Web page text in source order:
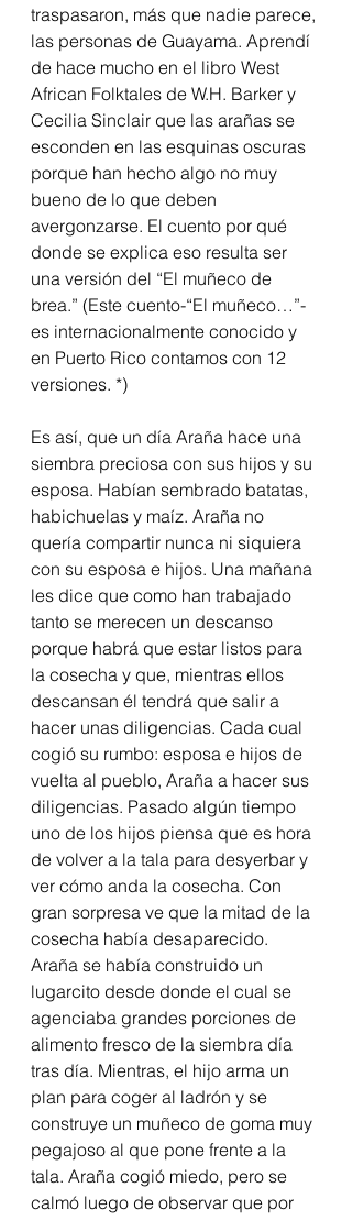
traspasaron, más que nadie parece,
las personas de Guayama. Aprendí
de hace mucho en el libro West
African Folktales de W.H. Barker y
Cecilia Sinclair que las arañas se
esconden en las esquinas oscuras
porque han hecho algo no muy
bueno de lo que deben
avergonzarse. El cuento por qué
donde se explica eso resulta ser
una versión del “El muñeco de
brea.” (Este cuento-“El muñeco…”-
es internacionalmente conocido y
en Puerto Rico contamos con 12
versiones. *)
Es así, que un día Araña hace una
siembra preciosa con sus hijos y su
esposa. Habían sembrado batatas,
habichuelas y maíz. Araña no
quería compartir nunca ni siquiera
con su esposa e hijos. Una mañana
les dice que como han trabajado
tanto se merecen un descanso
porque habrá que estar listos para
la cosecha y que, mientras ellos
descansan él tendrá que salir a
hacer unas diligencias. Cada cual
cogió su rumbo: esposa e hijos de
vuelta al pueblo, Araña a hacer sus
diligencias. Pasado algún tiempo
uno de los hijos piensa que es hora
de volver a la tala para desyerbar y
ver cómo anda la cosecha. Con
gran sorpresa ve que la mitad de la
cosecha había desaparecido.
Araña se había construido un
lugarcito desde donde el cual se
agenciaba grandes porciones de
alimento fresco de la siembra día
tras día. Mientras, el hijo arma un
plan para coger al ladrón y se
construye un muñeco de goma muy
pegajoso al que pone frente a la
tala. Araña cogió miedo, pero se
calmó luego de observar que por